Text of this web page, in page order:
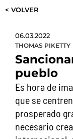
< VOLVER
06.03.2022
THOMAS PIKETTY
pueblo
Es hora de
que se
prosperado
necesario